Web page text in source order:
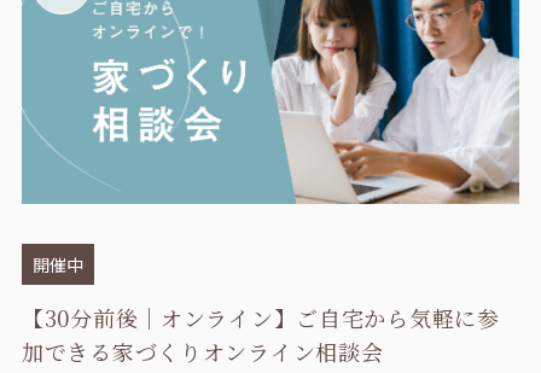
開催中
【30分前後｜オンライン】ご自宅から気軽に参
加できる家づくりオンライン相談会